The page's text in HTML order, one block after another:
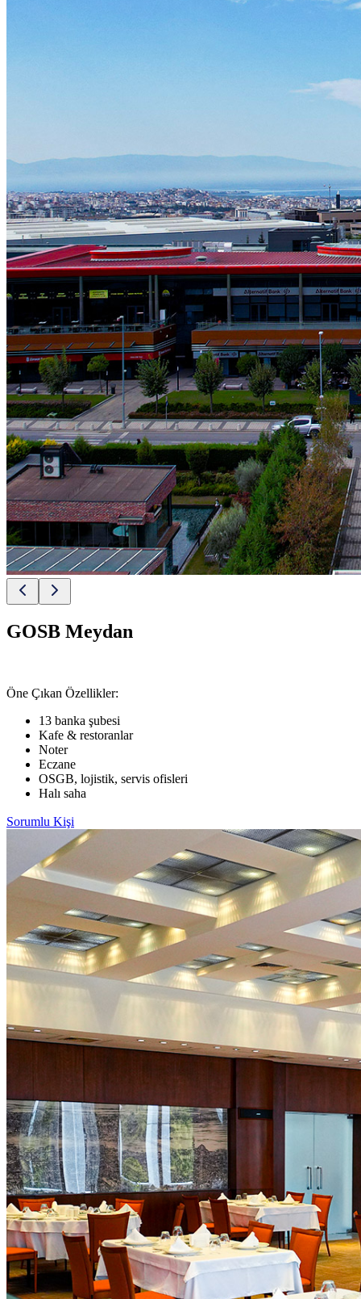
GOSB Meydan
Öne Çıkan Özellikler:
13 banka şubesi
Kafe & restoranlar
Noter
Eczane
OSGB, lojistik, servis ofisleri
Halı saha
Sorumlu Kişi